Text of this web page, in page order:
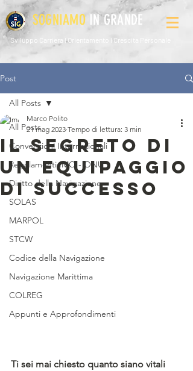
SOGNIAMOIN GRANDE
Sviluppo Carriera l Orientamento l Crescita Personale
Post
All Posts
Convenzioni Internazionali
Regolamenti IMO - ONU
Diritto della Navigazione
SOLAS
MARPOL
STCW
Codice della Navigazione
Navigazione Marittima
COLREG
Appunti e Approfondimenti
All Posts
IL SEGRETO DI
UN EQUIPAGGIO
DI SUCCESSO
Marco Polito
21 mag 2023 Tempo di lettura: 3 min
Ti sei mai chiesto quanto siano vitali